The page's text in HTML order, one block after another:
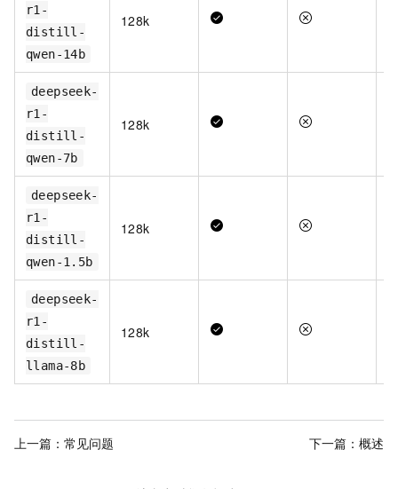
r1-
distill-
qwen-14b
128k
deepseek-
r1-
distill-
qwen-7b
128k
deepseek-
r1-
distill-
qwen-1.5b
128k
deepseek-
r1-
distill-
llama-8b
128k
上一篇： 常见问题 下一篇： 概述